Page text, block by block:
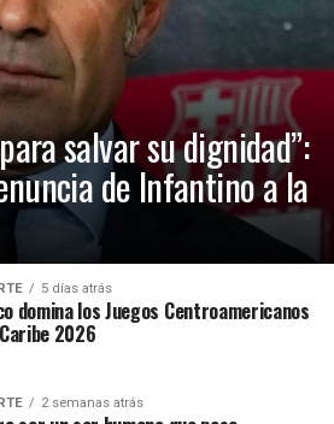
salvar su dignidad”:
de Infantino a la
5 días atrás
domina los Juegos Centroamericanos
2026
2 semanas atrás